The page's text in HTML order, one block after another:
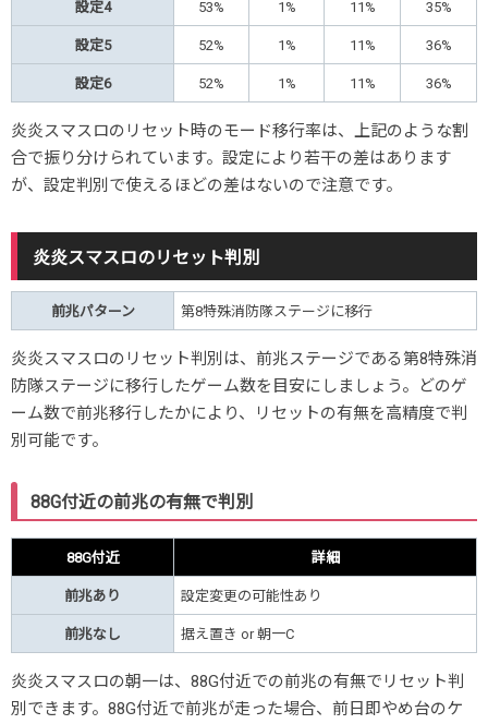
設定4 53% 1% 11% 35%
設定5 52% 1% 11% 36%
設定6 52% 1% 11% 36%
炎炎スマスロのリセット時のモード移行率は、上記のような割
合で振り分けられています。設定により若干の差はあります
が、設定判別で使えるほどの差はないので注意です。
炎炎スマスロのリセット判別
前兆パターン 第8特殊消防隊ステージに移行
炎炎スマスロのリセット判別は、前兆ステージである第8特殊消
防隊ステージに移行したゲーム数を目安にしましょう。どのゲ
ーム数で前兆移行したかにより、リセットの有無を高精度で判
別可能です。
88G付近の前兆の有無で判別
88G付近 詳細
前兆あり 設定変更の可能性あり
前兆なし 据え置き or 朝一C
炎炎スマスロの朝一は、88G付近での前兆の有無でリセット判
別できます。88G付近で前兆が走った場合、前日即やめ台のケ